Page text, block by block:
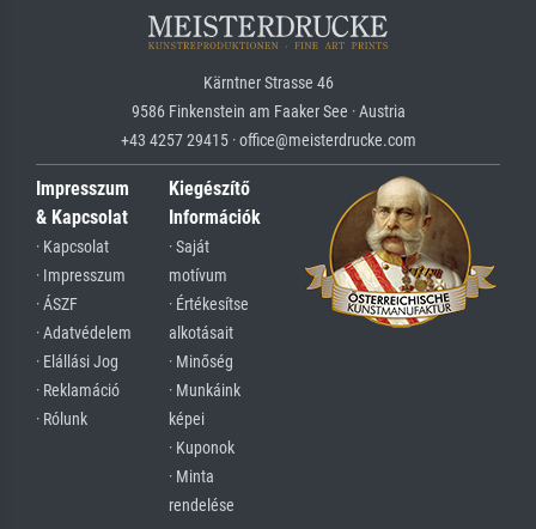
Kärntner Strasse 46
9586 Finkenstein am Faaker See · Austria
+43 4257 29415 · office@meisterdrucke.com
Impresszum
& Kapcsolat
· Kapcsolat
· Impresszum
· ÁSZF
· Adatvédelem
· Elállási Jog
· Reklamáció
· Rólunk
Kiegészítő
Információk
· Saját
motívum
· Értékesítse
alkotásait
· Minőség
· Munkáink
képei
· Kuponok
· Minta
rendelése